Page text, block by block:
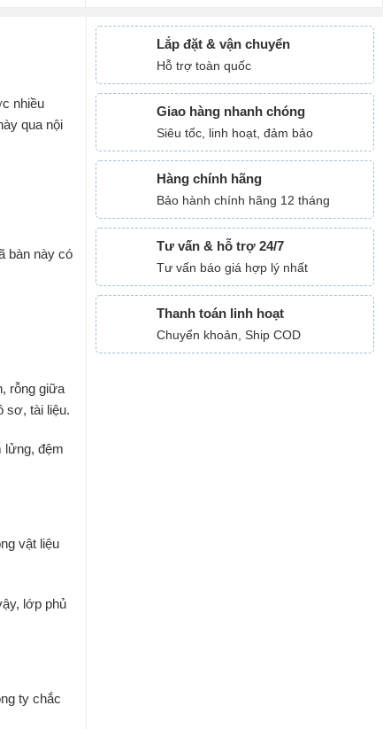
nhiều
qua nội
bàn này có
rỗng giữa
sơ, tài liệu.
lửng, đệm
vật liệu
lớp phủ
ty chắc
Lắp đặt & vận chuyển
Hỗ trợ toàn quốc
Giao hàng nhanh chóng
Siêu tốc, linh hoạt, đảm bảo
Hàng chính hãng
Bảo hành chính hãng 12 tháng
Tư vấn & hỗ trợ 24/7
Tư vấn báo giá hợp lý nhất
Thanh toán linh hoạt
Chuyển khoản, Ship COD